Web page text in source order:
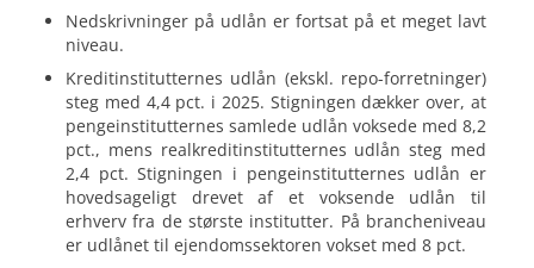
Nedskrivninger på udlån er fortsat på et meget lavt
niveau.
Kreditinstitutternes udlån (ekskl. repo-forretninger)
steg med 4,4 pct. i 2025. Stigningen dækker over, at
pengeinstitutternes samlede udlån voksede med 8,2
pct., mens realkreditinstitutternes udlån steg med
2,4 pct. Stigningen i pengeinstitutternes udlån er
hovedsageligt drevet af et voksende udlån til
erhverv fra de største institutter. På brancheniveau
er udlånet til ejendomssektoren vokset med 8 pct.